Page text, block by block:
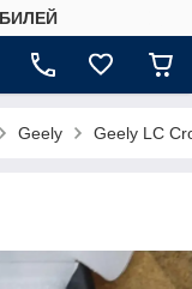
Geely Geely LC